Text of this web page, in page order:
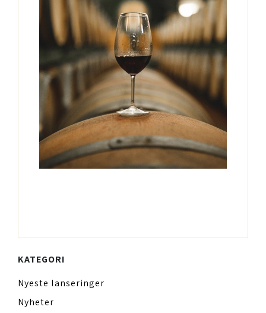
KATEGORI
Nyeste lanseringer
Nyheter